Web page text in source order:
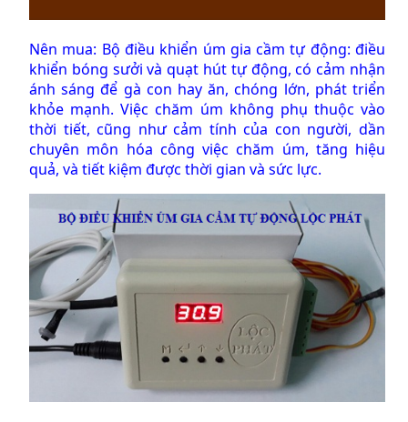
Nên mua: Bộ điều khiển úm gia cầm tự động: điều
khiển bóng sưởi và quạt hút tự động, có cảm nhận
ánh sáng để gà con hay ăn, chóng lớn, phát triển
khỏe mạnh. Việc chăm úm không phụ thuộc vào
thời tiết, cũng như cảm tính của con người, dần
chuyên môn hóa công việc chăm úm, tăng hiệu
quả, và tiết kiệm được thời gian và sức lực.